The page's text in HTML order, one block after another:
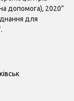
допомога), 2020”
для